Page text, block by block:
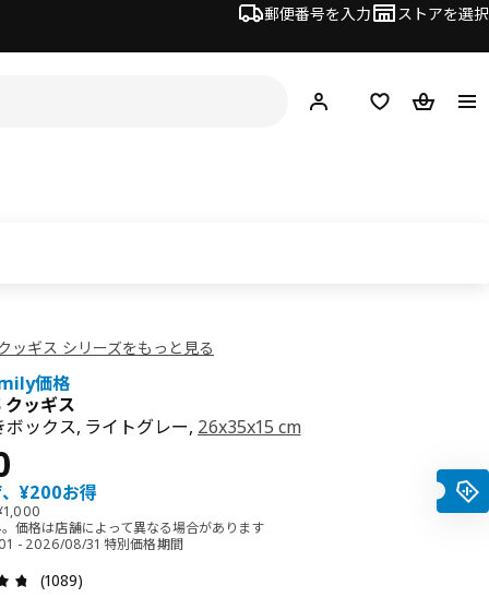
郵便番号を入力 ストアを選択
ログイン・新規入会
欲しいものリスト
カート
ッギス シリーズをもっと見る
価格
クッギス
ボックス, ライトグレー, 26x35x15 cm
800
¥200お得
価格は店舗によって異なる場合があります
- 2026/08/31 特別価格期間
(1089)